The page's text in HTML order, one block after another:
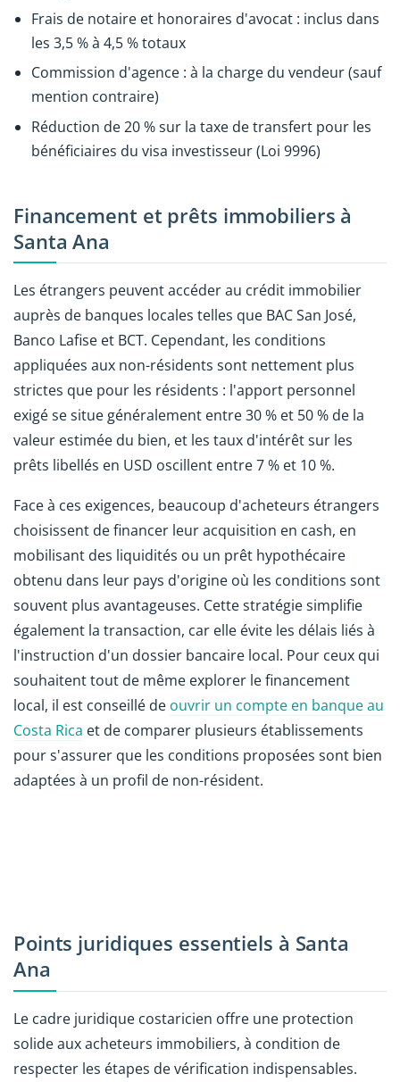
Frais de notaire et honoraires d'avocat : inclus dans
les 3,5 % à 4,5 % totaux
Commission d'agence : à la charge du vendeur (sauf
mention contraire)
Réduction de 20 % sur la taxe de transfert pour les
bénéficiaires du visa investisseur (Loi 9996)
Financement et prêts immobiliers à
Santa Ana
Les étrangers peuvent accéder au crédit immobilier
auprès de banques locales telles que BAC San José,
Banco Lafise et BCT. Cependant, les conditions
appliquées aux non-résidents sont nettement plus
strictes que pour les résidents : l'apport personnel
exigé se situe généralement entre 30 % et 50 % de la
valeur estimée du bien, et les taux d'intérêt sur les
prêts libellés en USD oscillent entre 7 % et 10 %.
Face à ces exigences, beaucoup d'acheteurs étrangers
choisissent de financer leur acquisition en cash, en
mobilisant des liquidités ou un prêt hypothécaire
obtenu dans leur pays d'origine où les conditions sont
souvent plus avantageuses. Cette stratégie simplifie
également la transaction, car elle évite les délais liés à
l'instruction d'un dossier bancaire local. Pour ceux qui
souhaitent tout de même explorer le financement
local, il est conseillé de ouvrir un compte en banque au
Costa Rica et de comparer plusieurs établissements
pour s'assurer que les conditions proposées sont bien
adaptées à un profil de non-résident.
Points juridiques essentiels à Santa
Ana
Le cadre juridique costaricien offre une protection
solide aux acheteurs immobiliers, à condition de
respecter les étapes de vérification indispensables.